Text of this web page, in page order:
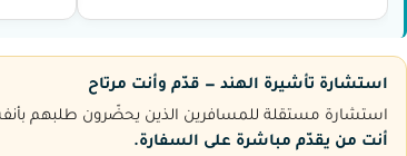
و حجز
استشارة تأشيرة الهند — قدّم وأنت مرتاح
استشارة مستقلة للمسافرين الذين يحضّرون طلبهم
أنت من يقدّم مباشرة على السفارة.